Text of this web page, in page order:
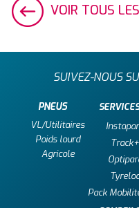
VOIR TOUS
PNEUS
VL/Utilitaires
Poids lourd
Agricole
SERVICES
Track+
Tyreloc
Pack
SUIVEZ-NOUS